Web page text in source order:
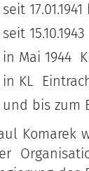
seit
seit
in Mai 1944
in KL
und bis zum
Komarek